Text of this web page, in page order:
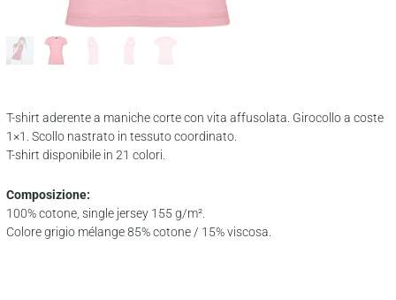
T-shirt aderente a maniche corte con vita affusolata. Girocollo a coste
1×1. Scollo nastrato in tessuto coordinato.
T-shirt disponibile in 21 colori.
Composizione:
100% cotone, single jersey 155 g/m².
Colore grigio mélange 85% cotone / 15% viscosa.